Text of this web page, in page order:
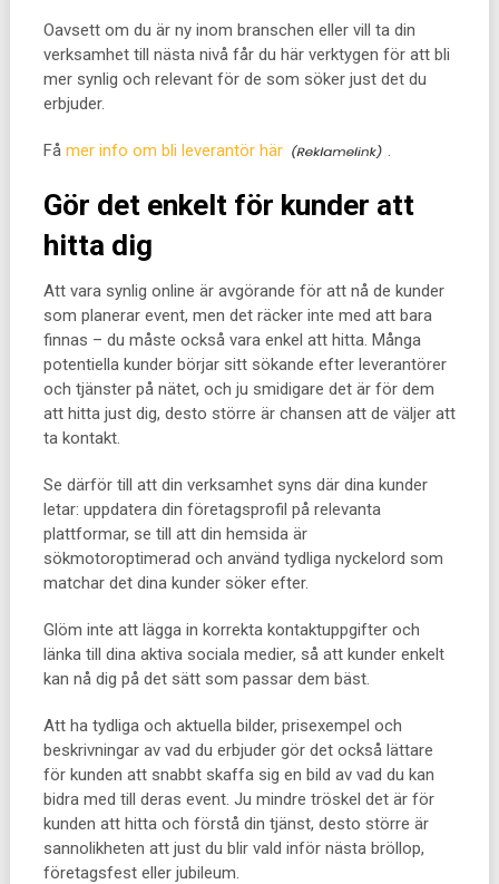
Oavsett om du är ny inom branschen eller vill ta din
verksamhet till nästa nivå får du här verktygen för att bli
mer synlig och relevant för de som söker just det du
erbjuder.
Få mer info om bli leverantör här .
Gör det enkelt för kunder att
hitta dig
Att vara synlig online är avgörande för att nå de kunder
som planerar event, men det räcker inte med att bara
finnas – du måste också vara enkel att hitta. Många
potentiella kunder börjar sitt sökande efter leverantörer
och tjänster på nätet, och ju smidigare det är för dem
att hitta just dig, desto större är chansen att de väljer att
ta kontakt.
Se därför till att din verksamhet syns där dina kunder
letar: uppdatera din företagsprofil på relevanta
plattformar, se till att din hemsida är
sökmotoroptimerad och använd tydliga nyckelord som
matchar det dina kunder söker efter.
Glöm inte att lägga in korrekta kontaktuppgifter och
länka till dina aktiva sociala medier, så att kunder enkelt
kan nå dig på det sätt som passar dem bäst.
Att ha tydliga och aktuella bilder, prisexempel och
beskrivningar av vad du erbjuder gör det också lättare
för kunden att snabbt skaffa sig en bild av vad du kan
bidra med till deras event. Ju mindre tröskel det är för
kunden att hitta och förstå din tjänst, desto större är
sannolikheten att just du blir vald inför nästa bröllop,
företagsfest eller jubileum.